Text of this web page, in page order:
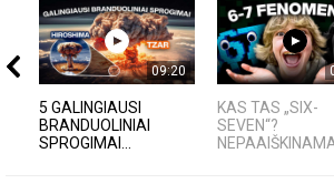
09:20
5 GALINGIAUSI
BRANDUOLINIAI
SPROGIMAI...
KAS TAS „SIX-
SEVEN“?